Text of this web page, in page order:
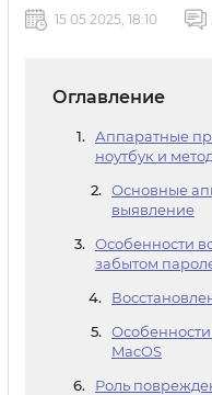
15 05 2025, 18:10
Оглавление
Аппаратные
ноутбук и
Основные
выявление
Особенности
забытом
MacOS
Роль